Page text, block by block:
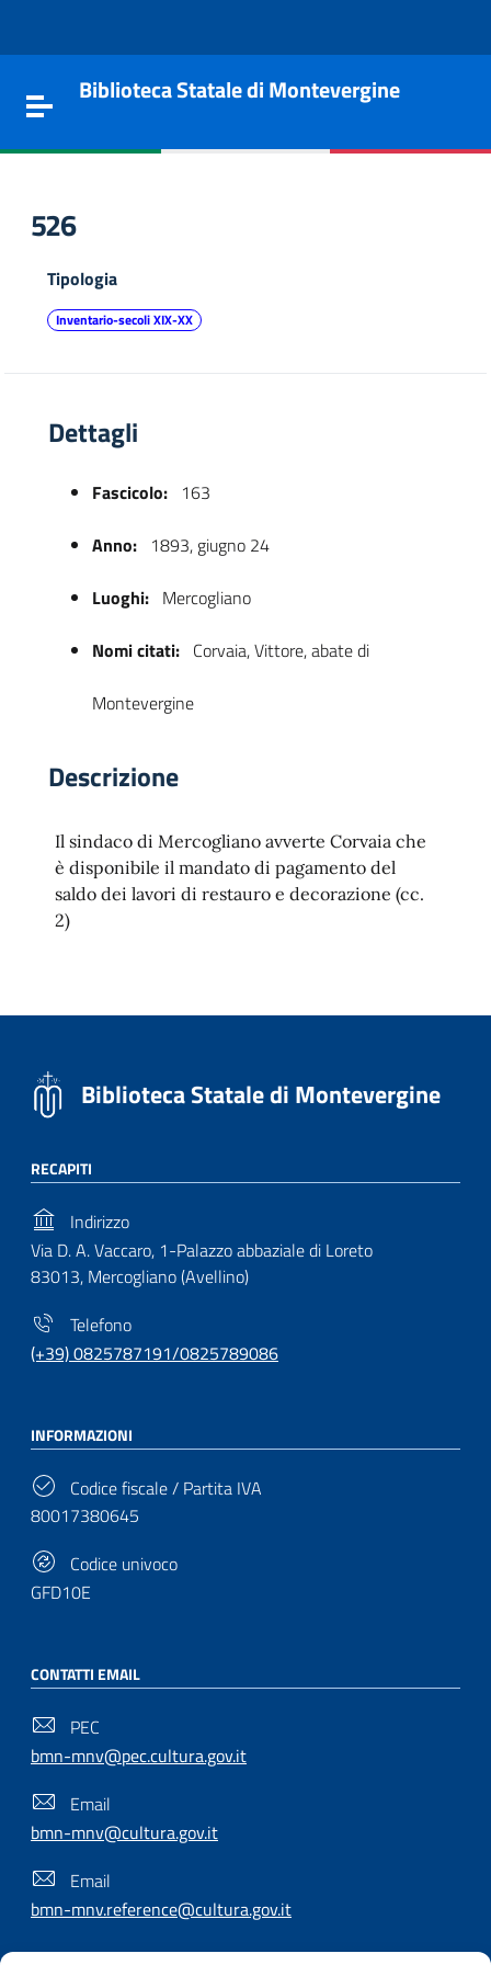
Toggle navigation
Biblioteca Statale di Montevergine
526
Tipologia
Inventario-secoli XIX-XX
Dettagli
Fascicolo: 163
Anno: 1893, giugno 24
Luoghi: Mercogliano
Nomi citati: Corvaia, Vittore, abate di
Montevergine
Descrizione
Il sindaco di Mercogliano avverte Corvaia che
è disponibile il mandato di pagamento del
saldo dei lavori di restauro e decorazione (cc.
2)
Biblioteca Statale di Montevergine
RECAPITI
Indirizzo
Via D. A. Vaccaro, 1-Palazzo abbaziale di Loreto
83013, Mercogliano (Avellino)
Telefono
(+39) 0825787191/0825789086
INFORMAZIONI
Codice fiscale / Partita IVA
80017380645
Codice univoco
GFD10E
CONTATTI EMAIL
PEC
bmn-mnv@pec.cultura.gov.it
Email
bmn-mnv@cultura.gov.it
Email
bmn-mnv.reference@cultura.gov.it